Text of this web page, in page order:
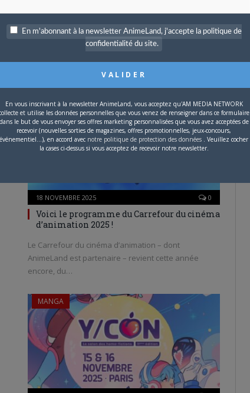
Le manga Kids on the Slope réédité chez
Mangetsu
commercial, Yuki Kodama (Chiisako Garden, The…
ANIME
18 NOVEMBRE 2025 0
Voici le programme du Carrefour du cinéma
d’animation 2025 !
Le Carrefour du cinéma d’animation – dont
AnimeLand est partenaire – revient cette année
encore, du…
MANGA
En m'abonnant à la newsletter AnimeLand, j'accepte la politique de
confidentialité du site.
En vous inscrivant à la newsletter AnimeLand, vous acceptez qu'AM MEDIA NETWORK
et utilise les données personnelles que vous venez de renseigner dans ce formulaire
dans le but de vous envoyer ses offres marketing personnalisées que vous avez acceptées de
recevoir (nouvelles sorties de magazines, offres promotionnelles, jeux-concours,
événementiel...), en accord avec notre politique de protection des données . Veuillez cocher
la cases ci-dessus si vous acceptez de recevoir notre newsletter.